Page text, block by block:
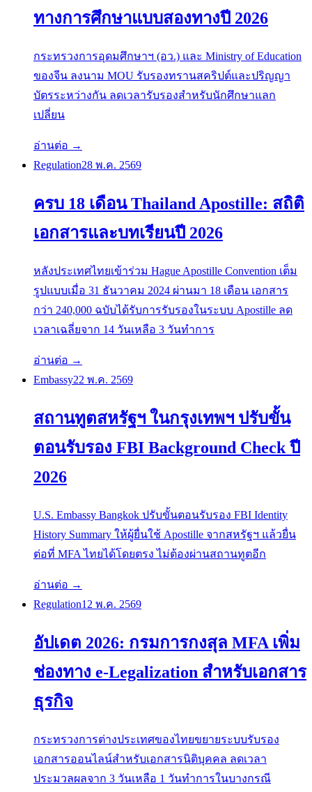
ทางการศึกษาแบบสองทางปี 2026
กระทรวงการอุดมศึกษาฯ (อว.) และ Ministry of Education
ของจีน ลงนาม MOU รับรองทรานสคริปต์และปริญญา
บัตรระหว่างกัน ลดเวลารับรองสำหรับนักศึกษาแลก
เปลี่ยน
อ่านต่อ →
Regulation28 พ.ค. 2569
ครบ 18 เดือน Thailand Apostille: สถิติ
เอกสารและบทเรียนปี 2026
หลังประเทศไทยเข้าร่วม Hague Apostille Convention เต็ม
รูปแบบเมื่อ 31 ธันวาคม 2024 ผ่านมา 18 เดือน เอกสาร
กว่า 240,000 ฉบับได้รับการรับรองในระบบ Apostille ลด
เวลาเฉลี่ยจาก 14 วันเหลือ 3 วันทำการ
อ่านต่อ →
Embassy22 พ.ค. 2569
สถานทูตสหรัฐฯ ในกรุงเทพฯ ปรับขั้น
ตอนรับรอง FBI Background Check ปี
2026
U.S. Embassy Bangkok ปรับขั้นตอนรับรอง FBI Identity
History Summary ให้ผู้ยื่นใช้ Apostille จากสหรัฐฯ แล้วยื่น
ต่อที่ MFA ไทยได้โดยตรง ไม่ต้องผ่านสถานทูตอีก
อ่านต่อ →
Regulation12 พ.ค. 2569
อัปเดต 2026: กรมการกงสุล MFA เพิ่ม
ช่องทาง e-Legalization สำหรับเอกสาร
ธุรกิจ
กระทรวงการต่างประเทศของไทยขยายระบบรับรอง
เอกสารออนไลน์สำหรับเอกสารนิติบุคคล ลดเวลา
ประมวลผลจาก 3 วันเหลือ 1 วันทำการในบางกรณี